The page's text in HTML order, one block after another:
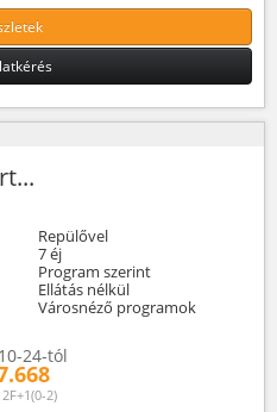
Repülővel
7 éj
Program szerint
Ellátás nélkül
Városnéző programok
24-tól
2)